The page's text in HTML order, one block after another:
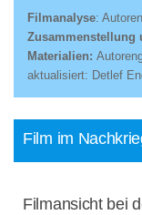
Filmanalyse:
Zusammenstellung
Materialien:
aktualisiert: Detlef
Film im
Filmansicht bei